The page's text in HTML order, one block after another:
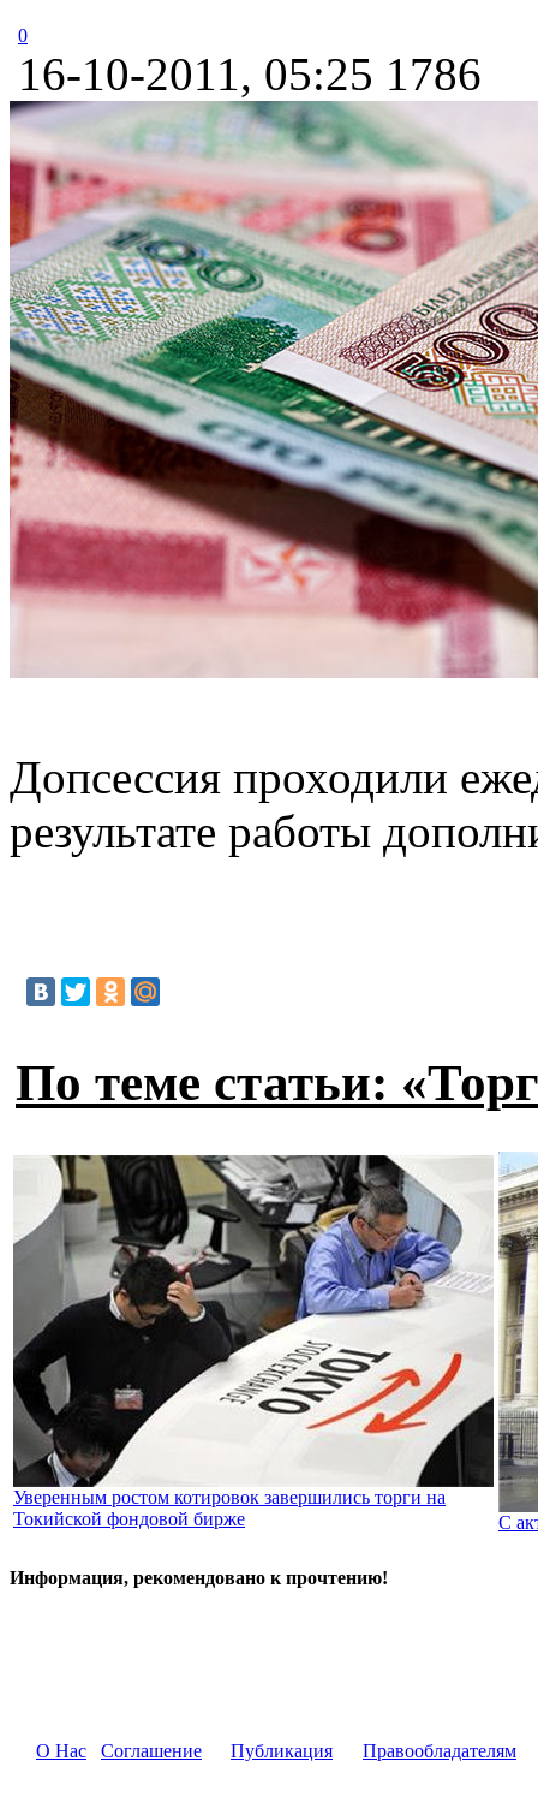
0
16-10-2011, 05:25 1786
Допсессия проходили
результате работы
По теме статьи:
Уверенным ростом котировок завершились торги на
Токийской фондовой бирже
С
Информация, рекомендовано к прочтению!
О Нас Соглашение Публикация Правообладателям